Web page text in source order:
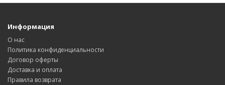
Информация
О нас
Политика конфиденциальности
Договор оферты
Доставка и оплата
Правила возврата